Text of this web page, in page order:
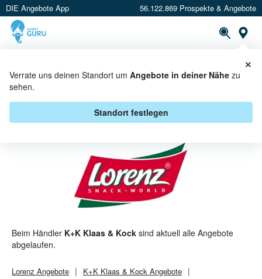
DIE Angebote App 56.122.869 Prospekte & Angebote
Verrate uns deinen Standort um Angebote in deiner Nähe zu
sehen.
Standort festlegen
×
LORENZ BEI K+K KLAAS & KOCK -
ANGEBOTE & AKTIONEN
Beim Händler K+K Klaas & Kock sind aktuell alle Angebote
abgelaufen.
Lorenz Angebote K+K Klaas & Kock Angebote